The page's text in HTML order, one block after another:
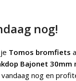
nog!
Tomos bromfiets
Bajonet 30mm
nog en